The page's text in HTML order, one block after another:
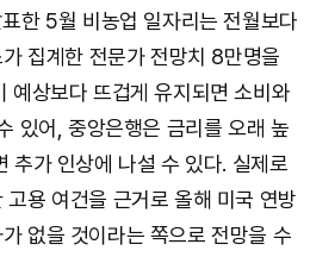
한 5월 비농업 일자리는 전월보다
집계한 전문가 전망치 8만명을
예상보다 뜨겁게 유지되면 소비와
있어, 중앙은행은 금리를 오래 높
추가 인상에 나설 수 있다. 실제로
용 여건을 근거로 올해 미국 연방
없을 것이라는 쪽으로 전망을 수